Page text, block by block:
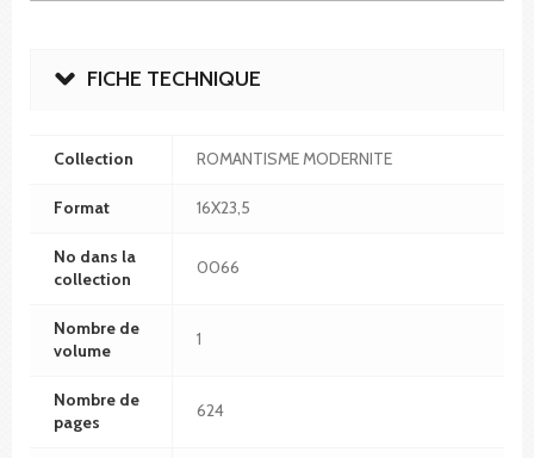
FICHE TECHNIQUE
Collection ROMANTISME MODERNITE
Format 16X23,5
No dans la
collection
0066
Nombre de
volume
1
Nombre de
pages
624